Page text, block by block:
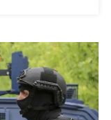
Të
Dyshuar